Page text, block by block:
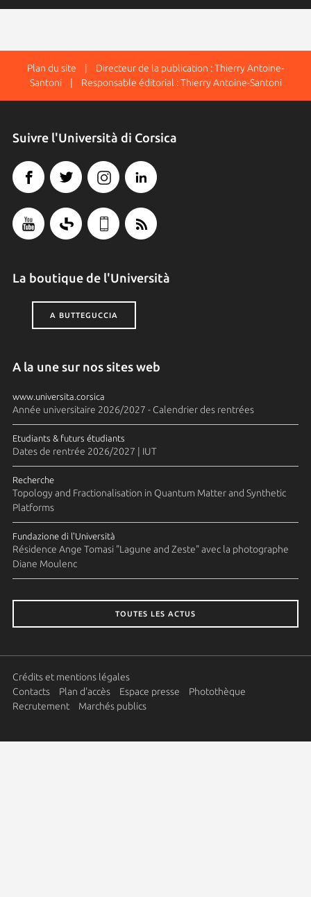
Plan du site | Directeur de la publication : Thierry Antoine-
Santoni | Responsable éditorial : Thierry Antoine-Santoni
Suivre l'Università di Corsica
La boutique de l'Università
A BUTTEGUCCIA
A la une sur nos sites web
www.universita.corsica
Année universitaire 2026/2027 - Calendrier des rentrées
Etudiants & futurs étudiants
Dates de rentrée 2026/2027 | IUT
Recherche
Topology and Fractionalisation in Quantum Matter and Synthetic
Platforms
Fundazione di l'Università
Résidence Ange Tomasi "Lagune and Zeste" avec la photographe
Diane Moulenc
TOUTES LES ACTUS
Crédits et mentions légales
Contacts
Plan d'accès Espace presse
Photothèque
Recrutement
Marchés publics